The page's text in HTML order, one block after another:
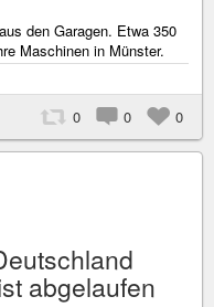
den Garagen. Etwa 350
Maschinen in Münster.
0 0 0
abgelaufen